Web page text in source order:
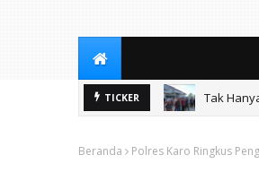
TICKER VIRAL,
Beranda Polres Karo Ringkus